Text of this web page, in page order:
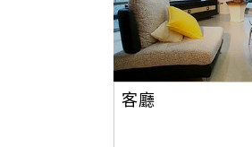
客廳